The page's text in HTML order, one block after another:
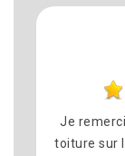
Je
toiture sur